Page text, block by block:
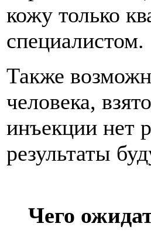
кожу только
специалистом.
Также
человека,
инъекции нет
результаты
Чего